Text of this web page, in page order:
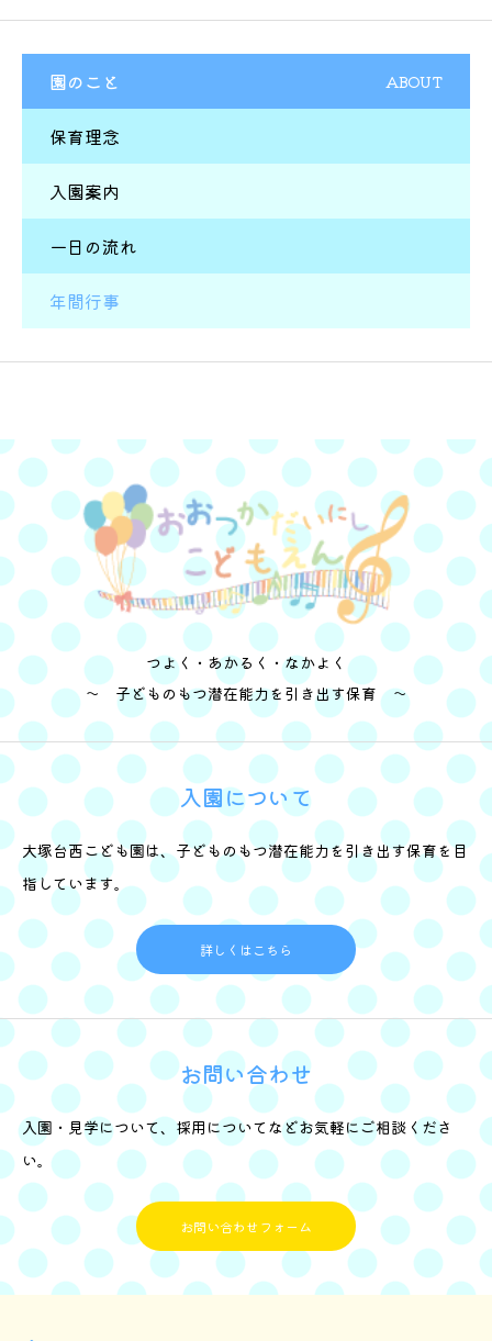
園のこと ABOUT
保育理念
入園案内
一日の流れ
年間行事
つよく・あかるく・なかよく
～ 子どものもつ潜在能力を引き出す保育 ～
入園について
大塚台西こども園は、子どものもつ潜在能力を引き出す保育を目
指しています。
詳しくはこちら
お問い合わせ
入園・見学について、採用についてなどお気軽にご相談くださ
い。
お問い合わせフォーム